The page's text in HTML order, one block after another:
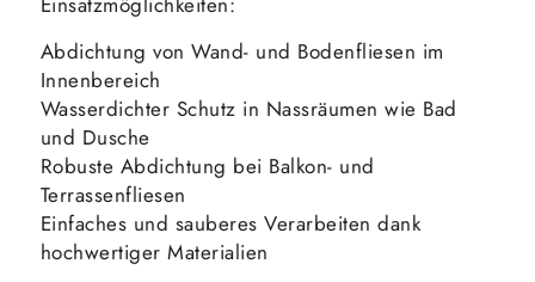
Abdichtung von Wand- und Bodenfliesen im
Innenbereich
Wasserdichter Schutz in Nassräumen wie Bad
und Dusche
Robuste Abdichtung bei Balkon- und
Terrassenfliesen
Einfaches und sauberes Verarbeiten dank
hochwertiger Materialien